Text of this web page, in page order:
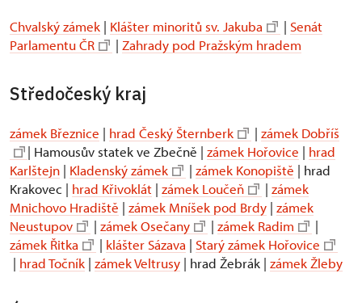
Chvalský zámek | Klášter minoritů sv. Jakuba | Senát
Parlamentu ČR
| Zahrady pod Pražským hradem
Středočeský kraj
zámek Březnice | hrad Český Šternberk | zámek Dobříš
| Hamousův statek ve Zbečně | zámek Hořovice | hrad
Karlštejn | Kladenský zámek | zámek Konopiště | hrad
Krakovec | hrad Křivoklát | zámek Loučeň | zámek
Mnichovo Hradiště | zámek Mníšek pod Brdy | zámek
Neustupov
| zámek Osečany | zámek Radim
|
zámek Řitka
| klášter Sázava | Starý zámek Hořovice
| hrad Točník | zámek Veltrusy | hrad Žebrák | zámek Žleby